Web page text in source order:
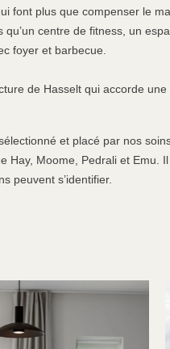
font plus que compenser le
centre de fitness, un
foyer et barbecue.
de Hasselt qui accorde
et placé par nos
Hay, Moome, Pedrali et Emu.
peuvent s’identifier.